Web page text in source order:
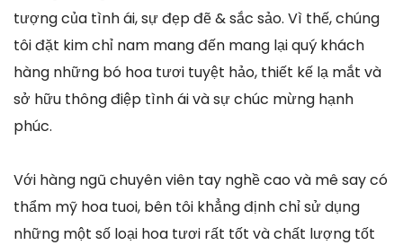
tượng của tình ái, sự đẹp đẽ & sắc sảo. Vì thế, chúng
tôi đặt kim chỉ nam mang đến mang lại quý khách
hàng những bó hoa tươi tuyệt hảo, thiết kế lạ mắt và
sở hữu thông điệp tình ái và sự chúc mừng hạnh
phúc.
Với hàng ngũ chuyên viên tay nghề cao và mê say có
thẩm mỹ hoa tuoi, bên tôi khẳng định chỉ sử dụng
những một số loại hoa tươi rất tốt và chất lượng tốt